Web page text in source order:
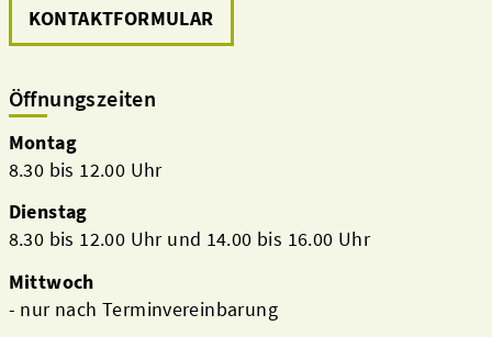
KONTAKTFORMULAR
Öffnungszeiten
Montag
8.30 bis 12.00 Uhr
Dienstag
8.30 bis 12.00 Uhr und 14.00 bis 16.00 Uhr
Mittwoch
- nur nach Terminvereinbarung